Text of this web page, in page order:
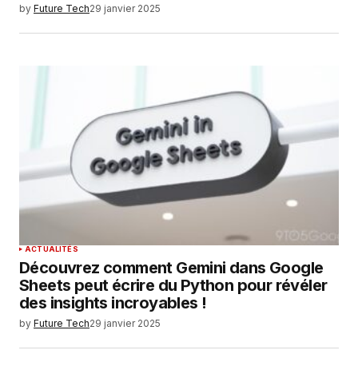
by Future Tech29 janvier 2025
ACTUALITÉS
Découvrez comment Gemini dans Google
Sheets peut écrire du Python pour révéler
des insights incroyables !
by Future Tech29 janvier 2025